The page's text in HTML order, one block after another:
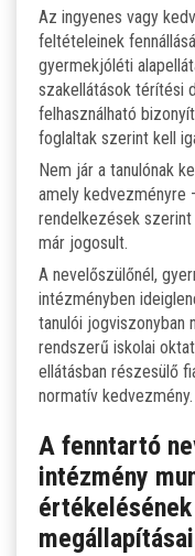
Az ingyenes vagy
feltételeinek
gyermekjóléti
szakellátások térítési
felhasználható
foglaltak szerint kell
Nem jár a tanulónak
amely kedvezményre
rendelkezések
már jogosult.
A nevelőszülőnél,
intézményben
tanulói jogviszonyban
rendszerű iskolai
ellátásban részesülő
normatív kedvezmény.
A fenntartó
intézmény